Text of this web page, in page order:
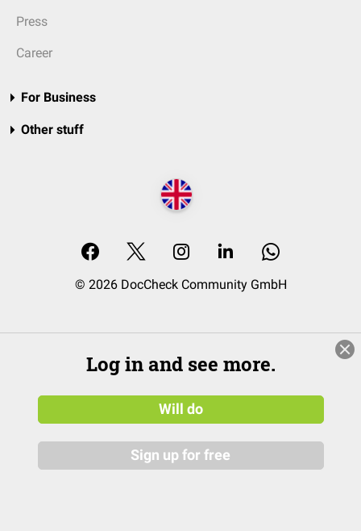
Press
Career
For Business
Other stuff
© 2026 DocCheck Community GmbH
Log in and see more.
Will do
Sign up for free